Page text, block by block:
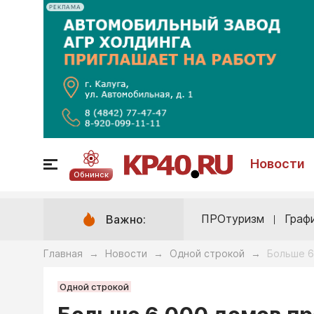
РЕКЛАМА
Обнинск
Новости
Важно: ПРОтуризм
Главная → Новости → Одной строкой → Больше
Одной строкой